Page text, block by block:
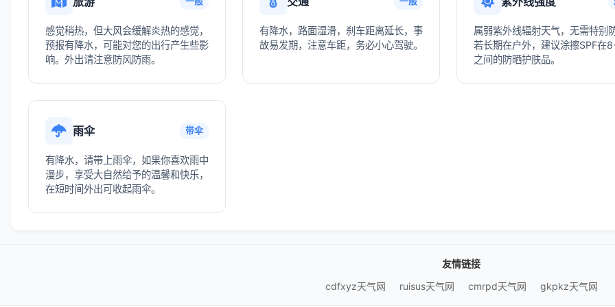
感觉稍热，但大风会缓解炎热的感觉，
预报有降水，可能对您的出行产生些影
响。外出请注意防风防雨。
有降水，路面湿滑，刹车距离延长，事
故易发期，注意车距，务必小心驾驶。
属弱紫外线辐射天气，无需特别防
若长期在户外，建议涂擦SPF在
之间的防晒护肤品。
雨伞 带伞
有降水，请带上雨伞，如果你喜欢雨中
漫步，享受大自然给予的温馨和快乐，
在短时间外出可收起雨伞。
友情链接
cdfxyz天气网
ruisus天气网 cmrpd天气网 gkpkz天气网